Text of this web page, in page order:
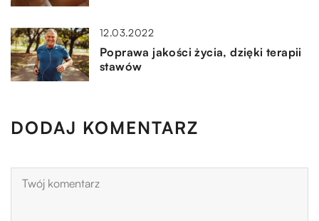
12.03.2022
Poprawa jakości życia, dzięki terapii
stawów
DODAJ KOMENTARZ